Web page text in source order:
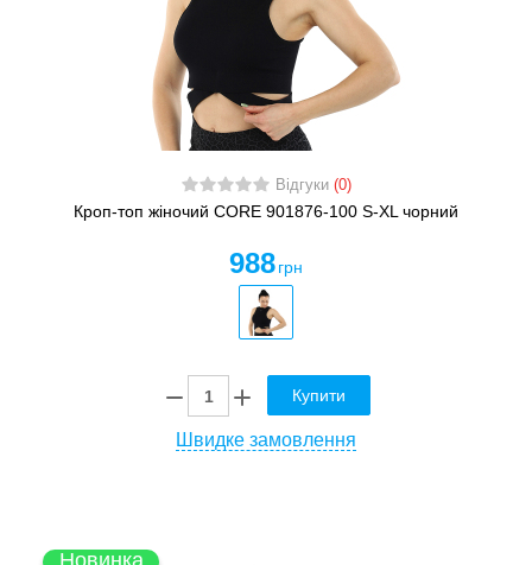
Відгуки (0)
Кроп-топ жіночий CORE 901876-100 S-XL чорний
988 грн
Купити
Швидке замовлення